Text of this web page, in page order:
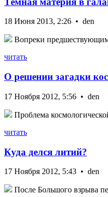
18 Июня 2013, 2:26 • den
Вопреки предшествующим
читать
О решении загадки
17 Ноября 2012, 5:56 • den
Проблема
читать
Куда делся литий?
17 Ноября 2012, 5:43 • den
После Большого взрыва